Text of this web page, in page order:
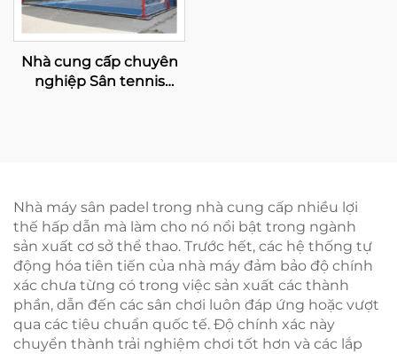
Nhà cung cấp chuyên
nghiệp Sân tennis
Nhà máy sân padel trong nhà cung cấp nhiều lợi
thế hấp dẫn mà làm cho nó nổi bật trong ngành
sản xuất cơ sở thể thao. Trước hết, các hệ thống tự
động hóa tiên tiến của nhà máy đảm bảo độ chính
xác chưa từng có trong việc sản xuất các thành
phần, dẫn đến các sân chơi luôn đáp ứng hoặc vượt
qua các tiêu chuẩn quốc tế. Độ chính xác này
chuyển thành trải nghiệm chơi tốt hơn và các lắp